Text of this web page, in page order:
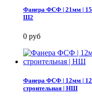
Фанера ФСФ | 21мм |
Ш2
0 руб
Фанера ФСФ | 12мм |
строительная | НШ